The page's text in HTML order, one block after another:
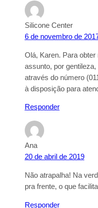
Silicone Center
6 de novembro de
Olá, Karen. Para
assunto, por
através do número
à disposição para
Responder
Ana
20 de abril de 2019
Não atrapalha! Na
pra frente, o que
Responder